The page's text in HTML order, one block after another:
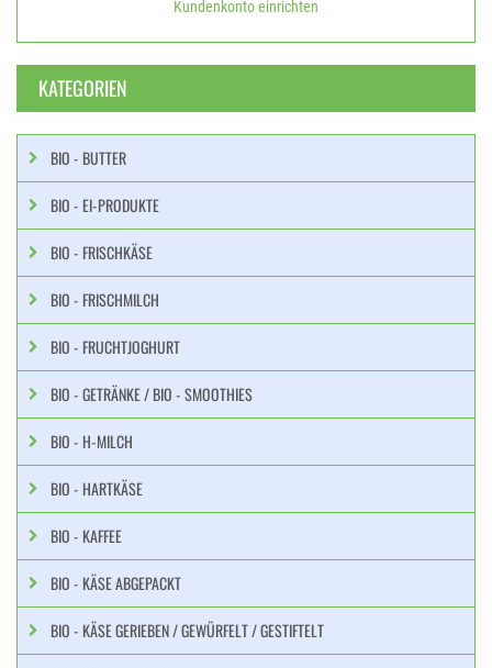
Kundenkonto einrichten
KATEGORIEN
BIO - BUTTER
BIO - EI-PRODUKTE
BIO - FRISCHKÄSE
BIO - FRISCHMILCH
BIO - FRUCHTJOGHURT
BIO - GETRÄNKE / BIO - SMOOTHIES
BIO - H-MILCH
BIO - HARTKÄSE
BIO - KAFFEE
BIO - KÄSE ABGEPACKT
BIO - KÄSE GERIEBEN / GEWÜRFELT / GESTIFTELT